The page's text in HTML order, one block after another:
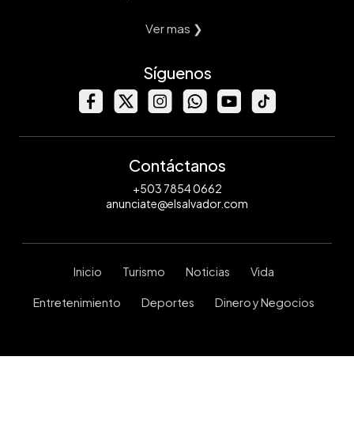
Ver mas ❯
Síguenos
Contáctanos
+503 7854 0662
anunciate@elsalvador.com
Inicio Turismo Noticias Vida
Entretenimiento Deportes Dinero y Negocios